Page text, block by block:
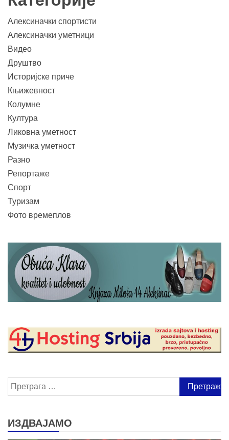
Алексиначки спортисти
Алексиначки уметници
Видео
Друштво
Историјске приче
Књижевност
Колумне
Култура
Ликовна уметност
Музичка уметност
Разно
Репортаже
Спорт
Туризам
Фото времеплов
Претрага
за:
ИЗДВАЈАМО